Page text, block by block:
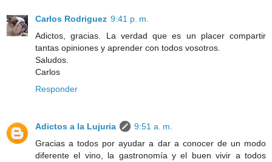
Carlos Rodriguez 9:41 p. m.
Adictos, gracias. La verdad que es un placer compartir
tantas opiniones y aprender con todos vosotros.
Saludos.
Carlos
Responder
Adictos a la Lujuria
9:51 a. m.
Gracias a todos por ayudar a dar a conocer de un modo
diferente el vino, la gastronomía y el buen vivir a todos